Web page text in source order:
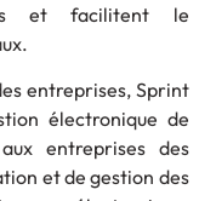
et facilitent le
entreprises, Sprint
électronique de
entreprises des
et de gestion des